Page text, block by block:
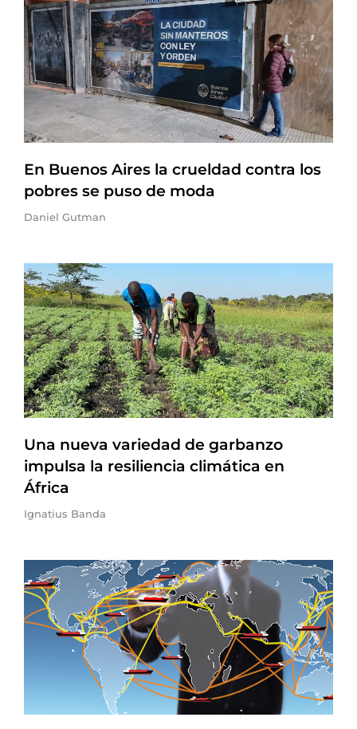
En Buenos Aires la crueldad contra los
pobres se puso de moda
Daniel Gutman
Una nueva variedad de garbanzo
impulsa la resiliencia climática en
África
Ignatius Banda